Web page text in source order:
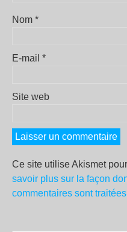
Nom *
E-mail *
Site web
Ce site utilise Akismet
savoir plus sur la façon
commentaires sont traitées